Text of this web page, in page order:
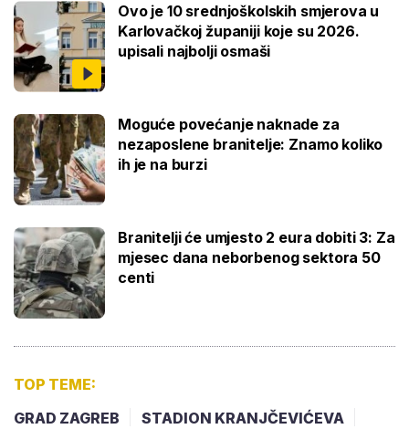
Ovo je 10 srednjoškolskih smjerova u
Karlovačkoj županiji koje su 2026.
upisali najbolji osmaši
Moguće povećanje naknade za
nezaposlene branitelje: Znamo koliko
ih je na burzi
Branitelji će umjesto 2 eura dobiti 3: Za
mjesec dana neborbenog sektora 50
centi
TOP TEME:
GRAD ZAGREB
STADION KRANJČEVIĆEVA